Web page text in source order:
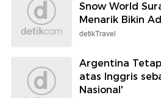
Snow World
Menarik Bikin
detikTravel
Argentina
atas Inggris
Nasional'